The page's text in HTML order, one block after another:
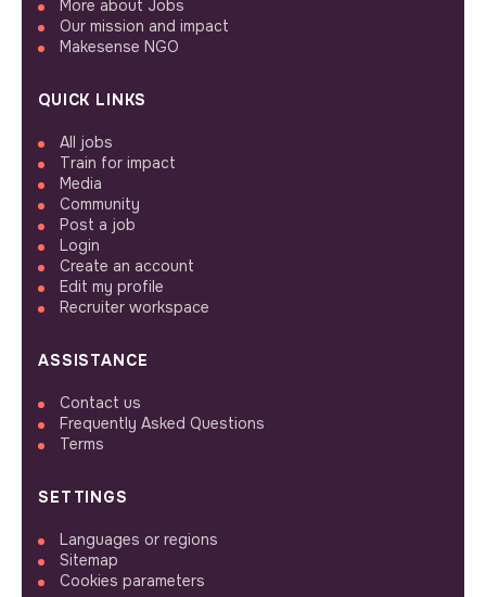
More about Jobs
Our mission and impact
Makesense NGO
QUICK LINKS
All jobs
Train for impact
Media
Community
Post a job
Login
Create an account
Edit my profile
Recruiter workspace
ASSISTANCE
Contact us
Frequently Asked Questions
Terms
SETTINGS
Languages or regions
Sitemap
Cookies parameters